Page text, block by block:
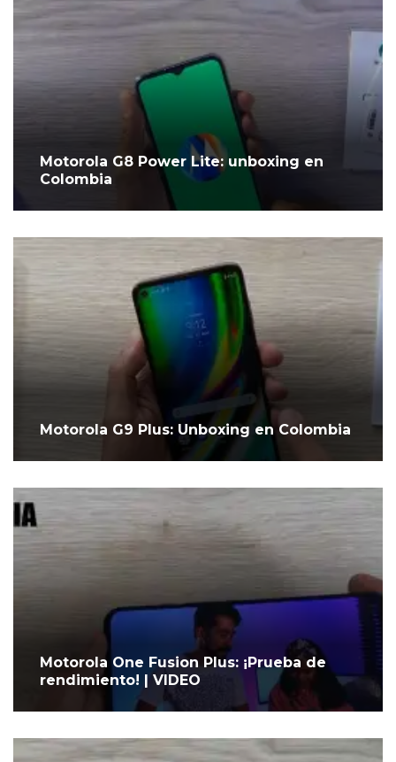
Motorola G8 Power Lite: unboxing en
Colombia
Motorola G9 Plus: Unboxing en Colombia
Motorola One Fusion Plus: ¡Prueba de
rendimiento! | VIDEO